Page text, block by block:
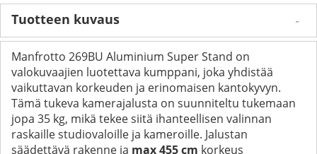
Tuotteen kuvaus
Manfrotto 269BU Aluminium Super Stand on
valokuvaajien luotettava kumppani, joka yhdistää
vaikuttavan korkeuden ja erinomaisen kantokyvyn.
Tämä tukeva kamerajalusta on suunniteltu tukemaan
jopa 35 kg, mikä tekee siitä ihanteellisen valinnan
raskaille studiovaloille ja kameroille. Jalustan
säädettävä rakenne ja max 455 cm korkeus